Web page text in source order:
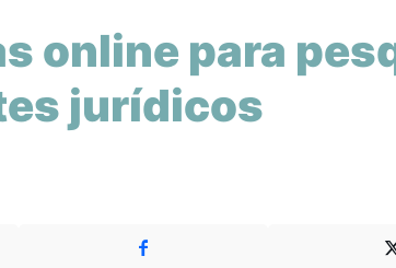
online para
jurídicos